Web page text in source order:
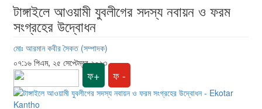
টাঙ্গাইলে আওয়ামী যুবলীগের সদস্য নবায়ন ও ফরম
সংগ্রহের উদ্বোধন
মোঃ আরমান কবীর সৈকত (সম্পাদক)
০৭:১৬ পিএম, ২৫ সেপ্টেম্বর ২০২৩
ফ+ ফ -